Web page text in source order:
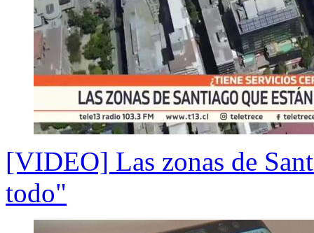
[VIDEO] Las zonas de
todo"